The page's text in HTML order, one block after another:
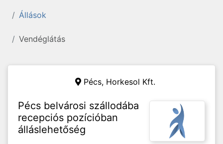
Állások
Vendéglátás
Pécs, Horkesol Kft.
Pécs belvárosi szállodába
recepciós pozícióban
álláslehetőség